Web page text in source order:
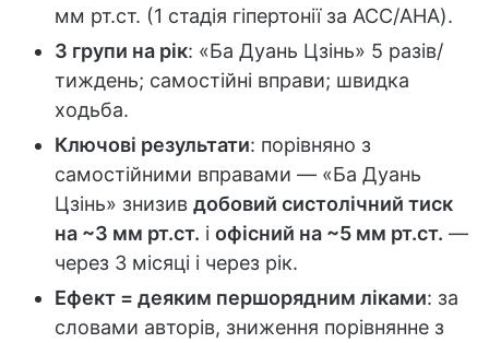
мм рт.ст. (1 стадія гіпертонії за ACC/AHA).
3 групи на рік: «Ба Дуань Цзінь» 5 разів/
тиждень; самостійні вправи; швидка
ходьба.
Ключові результати: порівняно з
самостійними вправами — «Ба Дуань
Цзінь» знизив добовий систолічний тиск
на ~3 мм рт.ст. і офісний на ~5 мм рт.ст. —
через 3 місяці і через рік.
Ефект = деяким першорядним ліками: за
словами авторів, зниження порівнянне з